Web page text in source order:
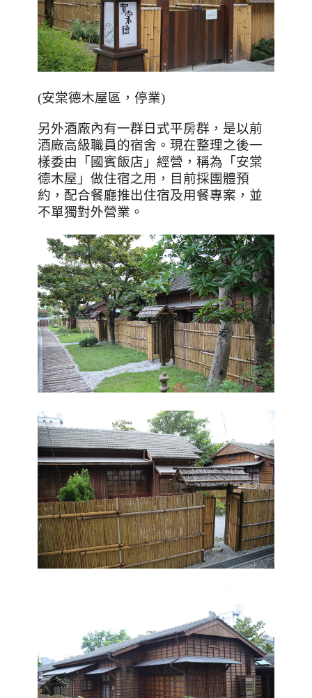
(安棠德木屋區，停業)
另外酒廠內有一群日式平房群，是以前
酒廠高級職員的宿舍。現在整理之後一
樣委由「國賓飯店」經營，稱為「安棠
德木屋」做住宿之用，目前採團體預
約，配合餐廳推出住宿及用餐專案，並
不單獨對外營業。